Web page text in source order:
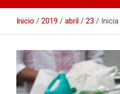
Inicio 2019 abril 23